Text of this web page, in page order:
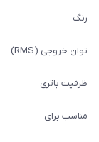
رنگ
توان خروجی (RMS)
ظرفیت باتری
مناسب برای